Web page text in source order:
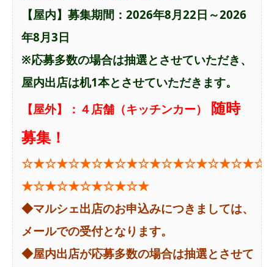
【屋内】募集期間：2026年8月22日～2026
年8月3日
※応募多数の場合は抽選とさせていただき、
屋内出店は机1本とさせていただきます。
【屋外】：４ 店舗（キッチンカー）
随時
募集！
★☆★☆★☆★☆★☆★
◆マルシェ出店のお申込みにつきましては、
メールでの受付となります。
◆屋内出店が応募多数の場合は抽選とさせて